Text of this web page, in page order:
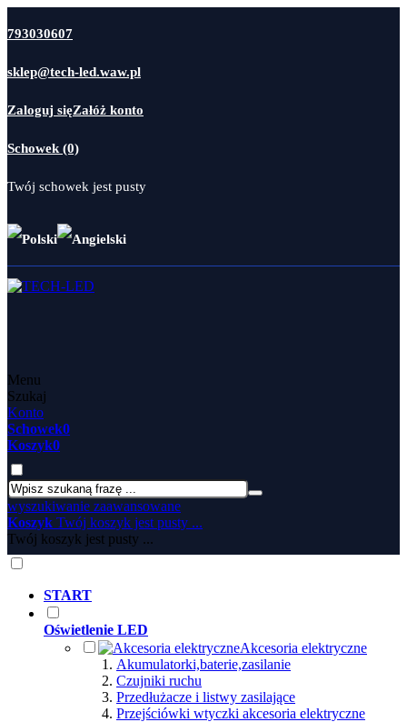
793030607
sklep@tech-led.waw.pl
Zaloguj sięZałóż konto
Schowek (0)
Twój schowek jest pusty
Menu
Szukaj
Konto
Schowek0
Koszyk0
wyszukiwanie zaawansowane
Koszyk Twój koszyk jest pusty ...
Twój koszyk jest pusty ...
START
Oświetlenie LED
Akcesoria elektryczne
Akumulatorki,baterie,zasilanie
Czujniki ruchu
Przedłużacze i listwy zasilające
Przejściówki wtyczki akcesoria elektryczne